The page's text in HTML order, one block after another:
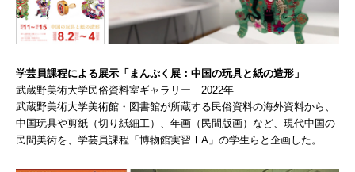
学芸員課程による展示「まんぷく展：中国の玩具と紙の造形」
武蔵野美術大学民俗資料室ギャラリー 2022年
武蔵野美術大学美術館・図書館が所蔵する民俗資料の海外資料から、
中国玩具や剪紙（切り紙細工）、年画（民間版画）など、現代中国の
民間美術を、学芸員課程「博物館実習ⅠA」の学生らと企画した。